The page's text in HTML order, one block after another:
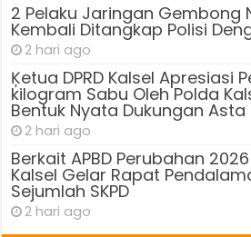
2 Pelaku Jaringan Gembong
Kembali Ditangkap Polisi
2 hari ago
Ķetua DPRD Kalsel Apresiasi
kilogram Sabu Oleh Polda
Bentuk Nyata Dukungan
2 hari ago
Berkait APBD Perubahan 2026
Kalsel Gelar Rapat
Sejumlah SKPD
2 hari ago